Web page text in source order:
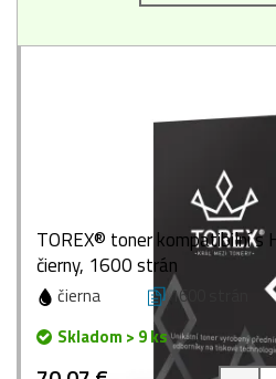
TOREX® toner kompatibilní s
čierny, 1600 strán
čierna 1600 strán
Skladom > 9 ks